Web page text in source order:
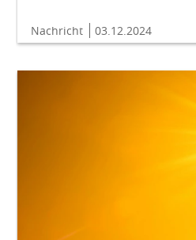
Nachricht 03.12.2024